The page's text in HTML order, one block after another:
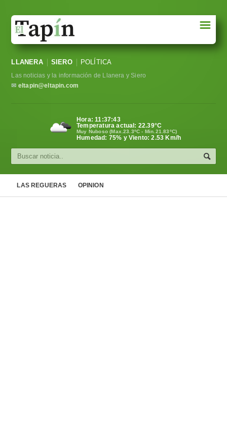
Sociedad
Política
Cultura
☰
LLANERA SIERO POLÍTICA
Las noticias y la información de Llanera y Siero
✉ eltapin@eltapin.com
Hora:11:37:43
Temperatura actual: 22.39°C
Muy Nuboso (Max.23.3ºC - Min.21.83ºC)
Humedad: 75% y Viento: 2.53 Km/h
LAS REGUERAS OPINION